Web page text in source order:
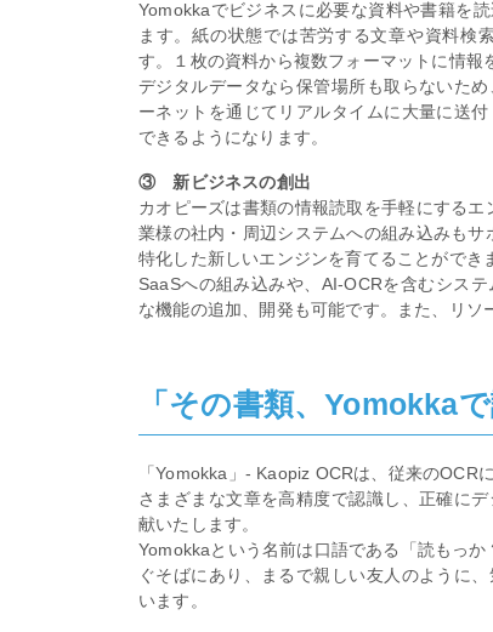
Yomokkaでビジネスに必要な資料や書籍を
ます。紙の状態では苦労する文章や資料検
す。１枚の資料から複数フォーマットに情報
デジタルデータなら保管場所も取らないた
ーネットを通じてリアルタイムに大量に送
できるようになります。
③ 新ビジネスの創出
カオピーズは書類の情報読取を手軽にする
業様の社内・周辺システムへの組み込みも
特化した新しいエンジンを育てることができ
SaaSへの組み込みや、AI-OCRを含むシス
な機能の追加、開発も可能です。また、リソ
「その書類、Yomokka
「Yomokka」- Kaopiz OCRは、従来のOCR
さまざまな文章を高精度で認識し、正確に
献いたします。
Yomokkaという名前は口語である「読もっ
ぐそばにあり、まるで親しい友人のように
います。